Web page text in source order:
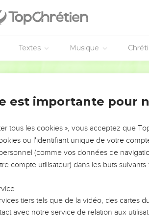
Textes Musique
amour, ô fille délicieuse.
Tes seins en sont les grappes.
celui de la pomme,
désire.
campagne. Nous passerons la nuit au
pour aller dans les vignes, pour voir
les fleurs des grenadiers. Là-bas, je
avons, à nos portes, des fruits exquis
est importante pour
tous les cookies », vous acceptez que
ou l'identifiant unique de votre
(comme vos données de
compte utilisateur) dans les buts suivants :
tiers tels que de la vidéo, des cartes
avec notre service de relation aux